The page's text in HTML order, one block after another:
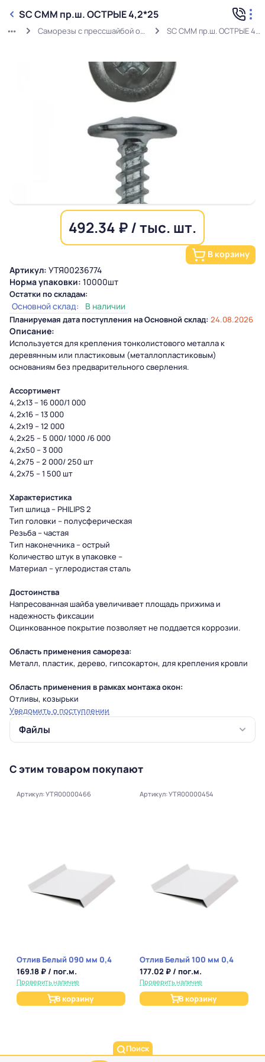
SC СММ пр.ш. ОСТРЫЕ 4,2*25
Саморезы с прессшайбой острые SC СММ пр.ш. ОСТРЫЕ 4,2*25
492.34 ₽ / тыс. шт.
В корзину
Артикул: УТЯ00236774
Норма упаковки: 10000шт
Остатки по складам:
Основной склад: В наличии
Планируемая дата поступления на Основной склад: 24.08.2026
Описание:
Используется для крепления тонколистового металла к
деревянным или пластиковым (металлопластиковым)
основаниям без предварительного сверления.
Ассортимент
4,2х13 – 16 000/1 000
4,2х16 – 13 000
4,2х19 – 12 000
4,2х25 – 5 000/ 1000 /6 000
4,2х50 – 3 000
4,2х75 – 2 000/ 250 шт
4,2х75 – 1 500 шт
Характеристика
Тип шлица – PHILIPS 2
Тип головки – полусферическая
Резьба – частая
Тип наконечника – острый
Количество штук в упаковке –
Материал – углеродистая сталь
Достоинства
Напресованная шайба увеличивает площадь прижима и
надежность фиксации
Оцинкованное покрытие позволяет не поддается коррозии.
Область применения самореза:
Металл, пластик, дерево, гипсокартон, для крепления кровли
Область применения в рамках монтажа окон:
Отливы, козырьки
Уведомить о поступлении
Файлы
С этим товаром покупают
Артикул: УТЯ00000466
Отлив Белый 090 мм 0,4
169.18 ₽ / пог.м.
Проверить наличие
В корзину
Артикул: УТЯ00000454
Отлив Белый 100 мм 0,4
177.02 ₽ / пог.м.
Проверить наличие
В корзину
Поиск